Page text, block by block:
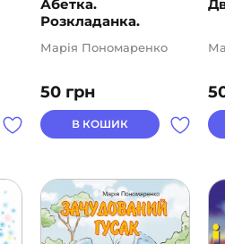
Абетка.
Розкладанка.
50 грн
Марія Пономаренко
В КОШИК